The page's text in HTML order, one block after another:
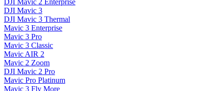
DJI Mavic 2 Enterprise
DJI Mavic 3
DJI Mavic 3 Thermal
Mavic 3 Enterprise
Mavic 3 Pro
Mavic 3 Сlassic
Mavic AIR 2
Mavic 2 Zoom
DJI Mavic 2 Pro
Mavic Pro Platinum
Mavic 3 Fly More